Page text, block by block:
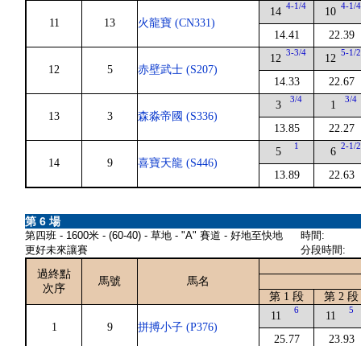
11 13 火龍寶 (CN331)
14 4-1/4
14.41
10 4-1/4
22.39
12 5 赤壁武士 (S207)
12 3-3/4
14.33
12 5-1/2
22.67
13 3 森淼帝國 (S336)
3 3/4
13.85
1 3/4
22.27
14 9 喜寶天龍 (S446)
5 1
13.89
6 2-1/2
22.63
第 6 場
第四班 - 1600米 - (60-40) - 草地 - "A" 賽道 - 好地至快地
更好未來讓賽
時間:
分段時間:
過終點
次序
馬號
馬名
第 1 段
第 2 段
1 9 拼搏小子 (P376)
11 6
25.77
11 5
23.93